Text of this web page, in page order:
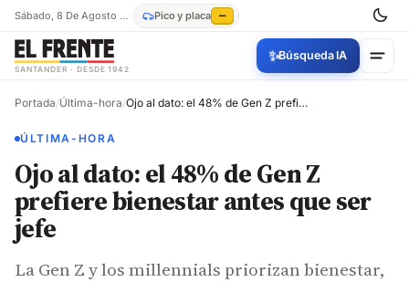
Sábado, 8 De Agosto De 2026 Pico y placa —
SANTANDER · DESDE 1942
✨Búsqueda IA
Portada/Última-hora/ Ojo al dato: el 48% de Gen Z prefiere bienestar antes que ser jefe
ÚLTIMA-HORA
Ojo al dato: el 48% de Gen Z
prefiere bienestar antes que ser
jefe
La Gen Z y los millennials priorizan bienestar,